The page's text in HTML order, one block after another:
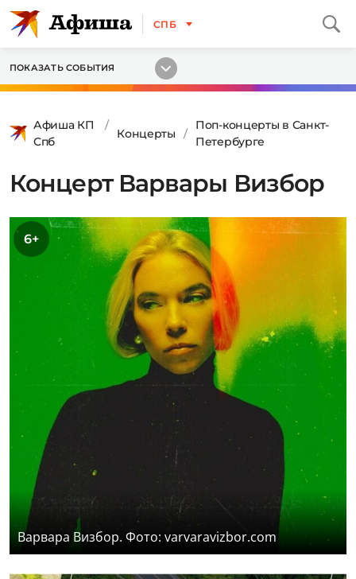
СПБ
ПОКАЗАТЬ СОБЫТИЯ
Афиша КП
Спб
Концерты
Поп-концерты в Санкт-
Петербурге
Концерт Варвары Визбор
6+
Варвара Визбор. Фото: varvaravizbor.com